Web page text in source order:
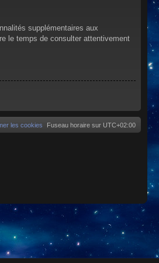
supplémentaires aux
le temps de consulter attentivement
Fuseau horaire sur UTC+02:00
les cookies